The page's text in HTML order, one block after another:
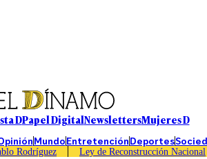
DPapel DigitalNewslettersMujeres D
MundoEntretenciónDeportes
Rodríguez Ley de Reconstrucción Nacional